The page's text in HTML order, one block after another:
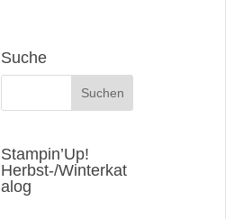
Suche
Stampin’Up!
Herbst-/Winterkat
alog